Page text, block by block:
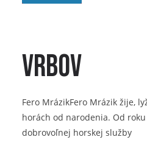
Vrbov
Fero MrázikFero Mrázik žije,
horách od narodenia. Od
dobrovoľnej horskej služby